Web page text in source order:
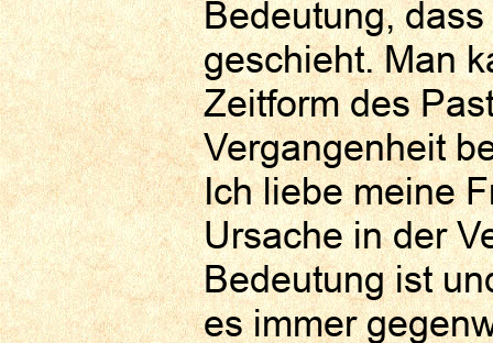
Bedeutung,
geschieht. Man
Zeitform des
Vergangenheit
Ich liebe meine
Ursache in der
Bedeutung ist
es immer